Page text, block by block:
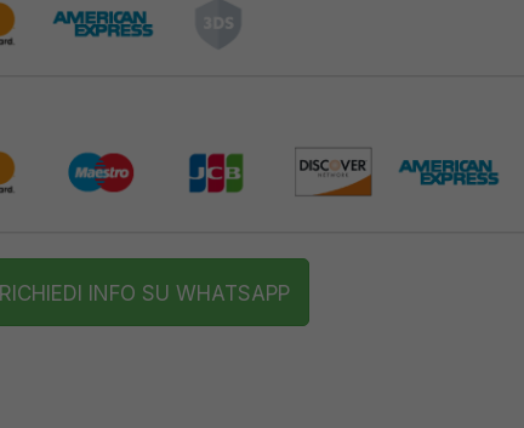
RICHIEDI INFO SU WHATSAPP